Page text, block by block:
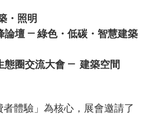
・照明
論壇 — 綠色・低碳・智慧建築
態圈交流大會 — 建築空間
體驗」為核心，展會邀請了